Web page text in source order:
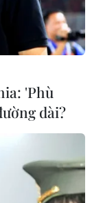
'Phù
dài?